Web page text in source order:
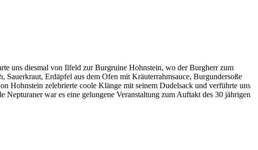
uns diesmal von Ilfeld zur Burgruine Hohnstein, wo der Burgherr zum
Erdäpfel aus dem Ofen mit Kräuterrahmsauce, Burgundersoße
Hohnstein zelebrierte coole Klänge mit seinem Dudelsack und verführte uns
war es eine gelungene Veranstaltung zum Auftakt des 30 jährigen